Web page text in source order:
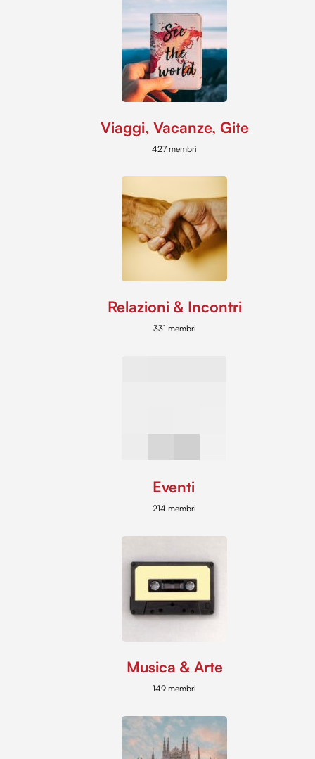
Viaggi, Vacanze, Gite
427 membri
Relazioni & Incontri
331 membri
Eventi
214 membri
Musica & Arte
149 membri